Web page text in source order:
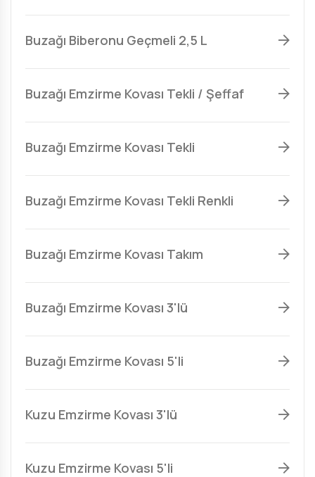
Buzağı Biberonu Geçmeli 2,5 L
Buzağı Emzirme Kovası Tekli / Şeffaf
Buzağı Emzirme Kovası Tekli
Buzağı Emzirme Kovası Tekli Renkli
Buzağı Emzirme Kovası Takım
Buzağı Emzirme Kovası 3'lü
Buzağı Emzirme Kovası 5'li
Kuzu Emzirme Kovası 3'lü
Kuzu Emzirme Kovası 5'li